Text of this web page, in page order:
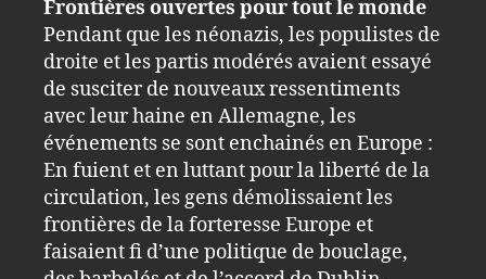
Frontières ouvertes pour tout le monde
Pendant que les néonazis, les populistes de
droite et les partis modérés avaient essayé
de susciter de nouveaux ressentiments
avec leur haine en Allemagne, les
événements se sont enchainés en Europe :
En fuient et en luttant pour la liberté de la
circulation, les gens démolissaient les
frontières de la forteresse Europe et
faisaient fi d’une politique de bouclage,